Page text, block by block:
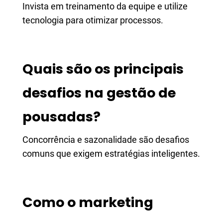
Invista em treinamento da equipe e utilize
tecnologia para otimizar processos.
Quais são os principais
desafios na gestão de
pousadas?
Concorrência e sazonalidade são desafios
comuns que exigem estratégias inteligentes.
Como o marketing